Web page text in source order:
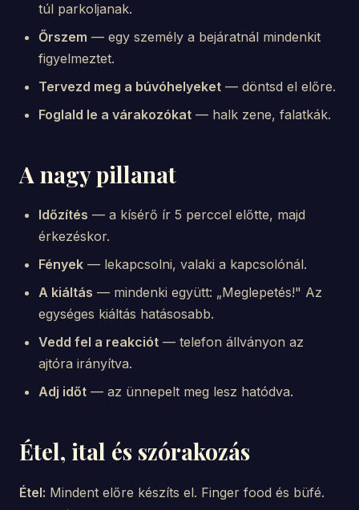
túl parkoljanak.
Őrszem — egy személy a bejáratnál mindenkit
figyelmeztet.
Tervezd meg a búvóhelyeket — döntsd el előre.
Foglald le a várakozókat — halk zene, falatkák.
A nagy pillanat
Időzítés — a kísérő ír 5 perccel előtte, majd
érkezéskor.
Fények — lekapcsolni, valaki a kapcsolónál.
A kiáltás — mindenki együtt: „Meglepetés!" Az
egységes kiáltás hatásosabb.
Vedd fel a reakciót — telefon állványon az
ajtóra irányítva.
Adj időt — az ünnepelt meg lesz hatódva.
Étel, ital és szórakozás
Étel: Mindent előre készíts el. Finger food és büfé.